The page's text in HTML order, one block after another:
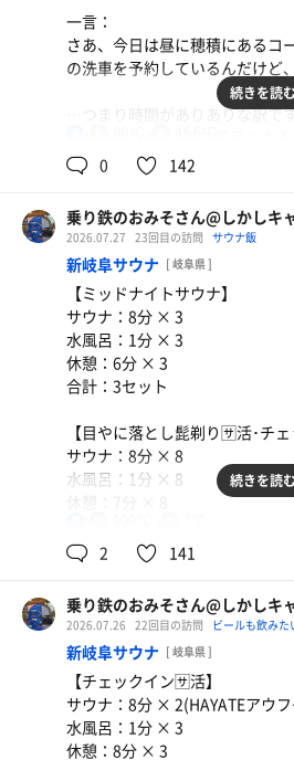
110℃🌡のガツガツ昭和ストロ
しっかりとルーチンワークの8
かり目覚め👀
ら早いけど昼メッシ喰いに
しょう🚗💨
とうちゃこしたのはスズキラー
ここ、浜松来てからずっと気に
じでカラーリングはSUZUKIや
定休日だった😭
ラーメンの口になってしまって
ゃあないので竜洋に向かいまし
ショ。
ラーヌン🍜
今回はネギY(´▽ `)Yプラスで野
いやいや、このさっぱりピリリ
これは背脂ありありだけど、さ
時にめっちゃいいね👍
次はちゃんとスズキラーメン開
おお、駐車場🅿️は結構クルマ居
な🤔
ちょっと心配しながら入店🥺︎
ｸﾞｯ!
なので安心してじっくりと🈂️活
サウナ…マジで全然混んでなかっ
温度は115℃🌡の昭和ストロング
りルーチンワークの8分3セッツ
しかし、ぶっちゃけ8分は鼻の
▽￣;)やはりこのカラカラアツア
で、リクライニングキープ取れ
っと早い晚メッシをココで食べ
と、言うわけでいつものテレビ
る🤣リクライニングでまったりと
携帯の電池対策もバッチリ(モバ
だけど)で、YouTubeみながら晩
あ、起きた😴
混まないうちにちょっと早いけ
今回のチョイスはずっと喰って
きとささみ🐓の刺身🤤ささみの
ょっと祈ったけど無事ゲト😂
うん、これはかなり当たりだ🎯
旨いし、ささみはさっぱりイケ
一言：
さあ、今日は昼に穂積にあるコ
の洗車を予約しているんだけど
…つまり時間がありありな訳で
ミングで退館。
がそのままトマトスライス🍅に
で、本題🤣
その時間つぶしをどうしようか
ったら垣🈂️…も考えたんだけど
もし洗車が早くオワタら行って
とはいいながらもクルマ🚗³₃を
うちゃこしたのは以前𝕏のrpキ
ココなら穂積も近いし時間まで
しかし、今日平日よね…結構人居
まあ、とりま身体を洗ってサウナ
♨️を堪能出来ればいいやと思い
しまうのは悲しい佐賀…性
結局90℃のオートロウリュあり
ルーチンワークの8分3セットを
風呂上がりは昨日高槻で買った
続きを読む
0 142
乗り鉄のおみそさん@しかしキ
2026.07.27 23回目の訪問 サウナ飯
新岐阜サウナ [ 岐阜県 ]
【ミッドナイトサウナ】
サウナ：8分 × 3
水風呂：1分 × 3
休憩：6分 × 3
合計：3セット
【目やに落とし髭剃り🈂️活･チ
サウナ：8分 × 8
水風呂：1分 × 8
さあ、昨日大阪から岐阜に移動
りサウナはお久しぶりの
やはり日曜日だから学生風情な
の日が平日ってのは大きいんだ
めてめっちゃ空いてます😁
で、今日は珍しく1時に起きれた
続きを読む
2 141
乗り鉄のおみそさん@しかしキ
2026.07.26 22回目の訪問 ビールも飲みた
新岐阜サウナ [ 岐阜県 ]
【チェックイン🈂️活】
サウナ：8分 × 2(HAYATEアウ
水風呂：1分 × 3
休憩：8分 × 3